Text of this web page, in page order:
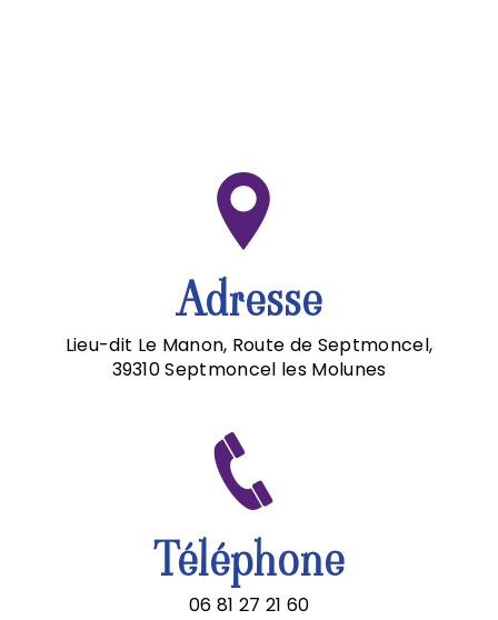
Adresse
Lieu-dit Le Manon, Route de Septmoncel,
39310 Septmoncel les Molunes
Téléphone
06 81 27 21 60